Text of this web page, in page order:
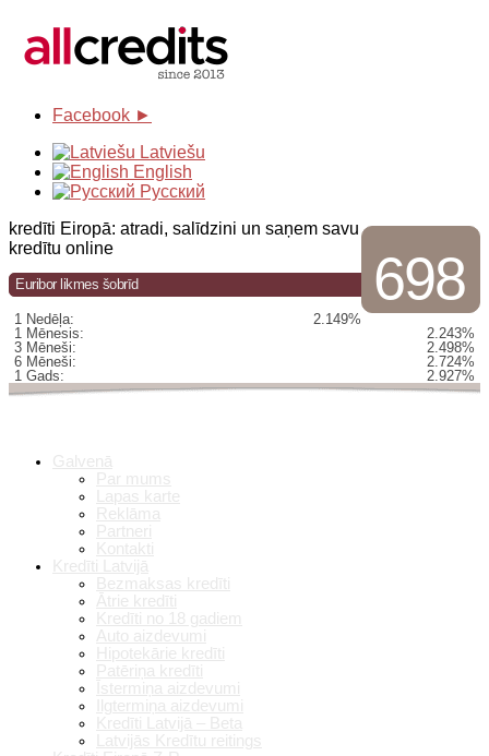
Facebook ►
Latviešu
English
Русский
698
kredīti Eiropā: atradi, salīdzini un saņem savu
kredītu online
Euribor likmes šobrīd
1 Nedēļa:
2.149%
1 Mēnesis:
2.243%
3 Mēneši:
2.498%
6 Mēneši:
2.724%
1 Gads:
2.927%